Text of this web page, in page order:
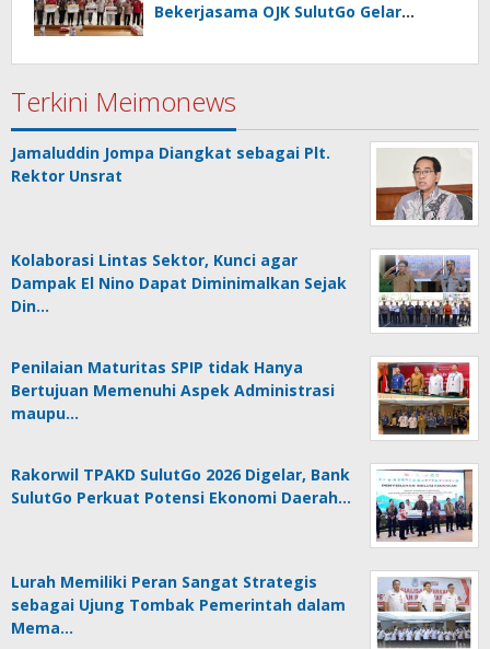
Bekerjasama OJK SulutGo Gelar
Terkini Meimonews
Jamaluddin Jompa Diangkat sebagai Plt.
Rektor Unsrat
Kolaborasi Lintas Sektor, Kunci agar
Dampak El Nino Dapat Diminimalkan Sejak
Din…
Penilaian Maturitas SPIP tidak Hanya
Bertujuan Memenuhi Aspek Administrasi
maupu…
Rakorwil TPAKD SulutGo 2026 Digelar, Bank
SulutGo Perkuat Potensi Ekonomi Daerah…
Lurah Memiliki Peran Sangat Strategis
sebagai Ujung Tombak Pemerintah dalam
Mema…